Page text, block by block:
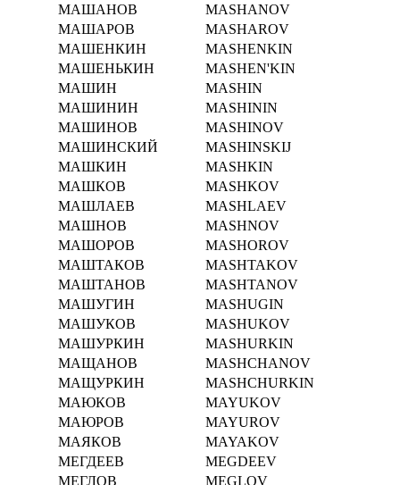
МАШАНОВ
MASHANOV
МАШАРОВ
MASHAROV
МАШЕНКИН
MASHENKIN
МАШЕНЬКИН
MASHEN'KIN
МАШИН
MASHIN
МАШИНИН
MASHININ
МАШИНОВ
MASHINOV
МАШИНСКИЙ
MASHINSKIJ
МАШКИН
MASHKIN
МАШКОВ
MASHKOV
МАШЛАЕВ
MASHLAEV
МАШНОВ
MASHNOV
МАШОРОВ
MASHOROV
МАШТАКОВ
MASHTAKOV
МАШТАНОВ
MASHTANOV
МАШУГИН
MASHUGIN
МАШУКОВ
MASHUKOV
МАШУРКИН
MASHURKIN
МАЩАНОВ
MASHCHANOV
МАЩУРКИН
MASHCHURKIN
МАЮКОВ
MAYUKOV
МАЮРОВ
MAYUROV
МАЯКОВ
MAYAKOV
МЕГДЕЕВ
MEGDEEV
МЕГЛОВ
MEGLOV